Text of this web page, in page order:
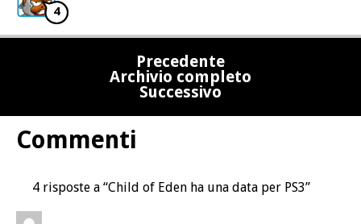
4
Precedente
Archivio completo
Successivo
Commenti
4 risposte a “Child of Eden ha una data per PS3”